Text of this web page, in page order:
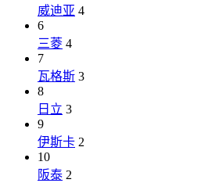
威迪亚 4
6
三菱 4
7
瓦格斯 3
8
日立 3
9
伊斯卡 2
10
阪泰 2